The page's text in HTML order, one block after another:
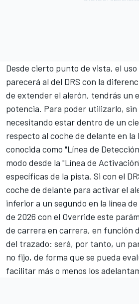
Desde cierto punto de vista, el
parecerá al del DRS con la
de extender el alerón, tendrás un
potencia. Para poder utilizarlo, sin
necesitando estar dentro de un
respecto al coche de delante en la
conocida como "Línea de
modo desde la "Línea de
específicas de la pista. Si con el
coche de delante para activar el
inferior a un segundo en la línea
de 2026 con el Override este
de carrera en carrera, en función
del trazado: será, por tanto, un
no fijo, de forma que se pueda
facilitar más o menos los